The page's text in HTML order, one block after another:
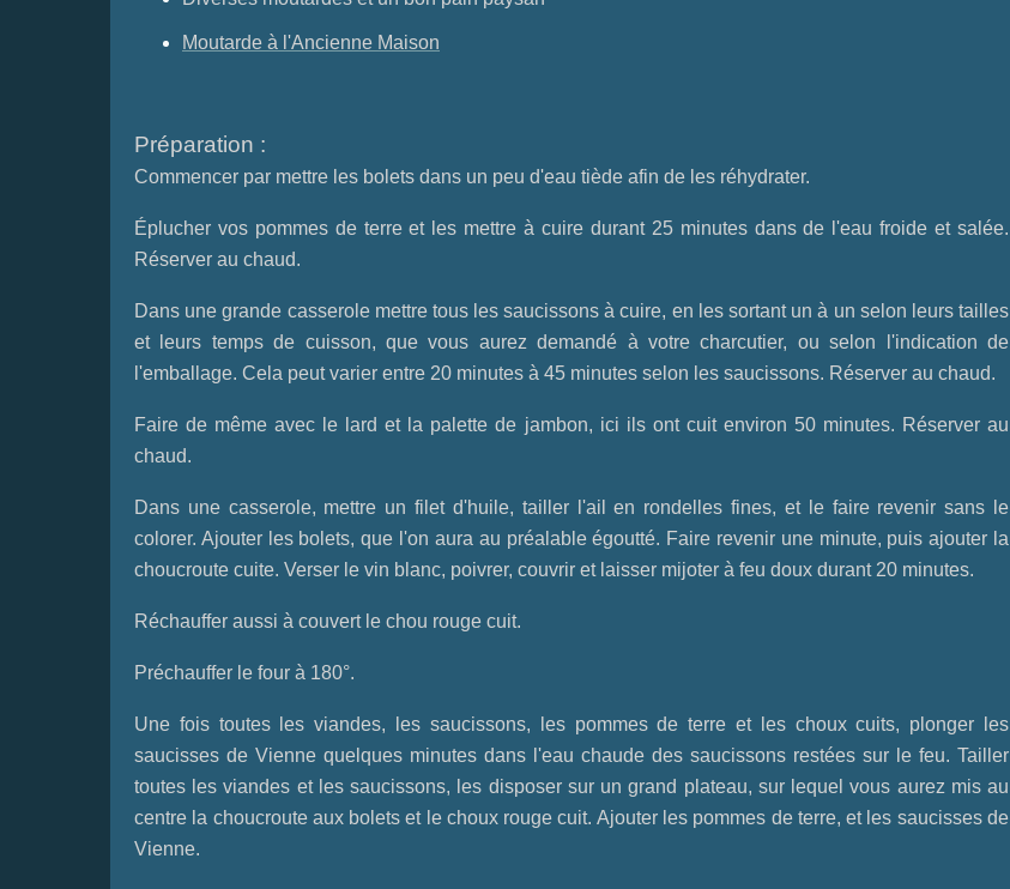
Moutarde à l'Ancienne Maison
Préparation :
Commencer par mettre les bolets dans un peu d'eau tiède afin de les réhydrater.
Éplucher vos pommes de terre et les mettre à cuire durant 25 minutes dans de l'eau froide et salée.
Réserver au chaud.
Dans une grande casserole mettre tous les saucissons à cuire, en les sortant un à un selon leurs tailles
et leurs temps de cuisson, que vous aurez demandé à votre charcutier, ou selon l'indication de
l'emballage. Cela peut varier entre 20 minutes à 45 minutes selon les saucissons. Réserver au chaud.
Faire de même avec le lard et la palette de jambon, ici ils ont cuit environ 50 minutes. Réserver au
chaud.
Dans une casserole, mettre un filet d'huile, tailler l'ail en rondelles fines, et le faire revenir sans le
colorer. Ajouter les bolets, que l'on aura au préalable égoutté. Faire revenir une minute, puis ajouter la
choucroute cuite. Verser le vin blanc, poivrer, couvrir et laisser mijoter à feu doux durant 20 minutes.
Réchauffer aussi à couvert le chou rouge cuit.
Préchauffer le four à 180°.
Une fois toutes les viandes, les saucissons, les pommes de terre et les choux cuits, plonger les
saucisses de Vienne quelques minutes dans l'eau chaude des saucissons restées sur le feu. Tailler
toutes les viandes et les saucissons, les disposer sur un grand plateau, sur lequel vous aurez mis au
centre la choucroute aux bolets et le choux rouge cuit. Ajouter les pommes de terre, et les saucisses de
Vienne.